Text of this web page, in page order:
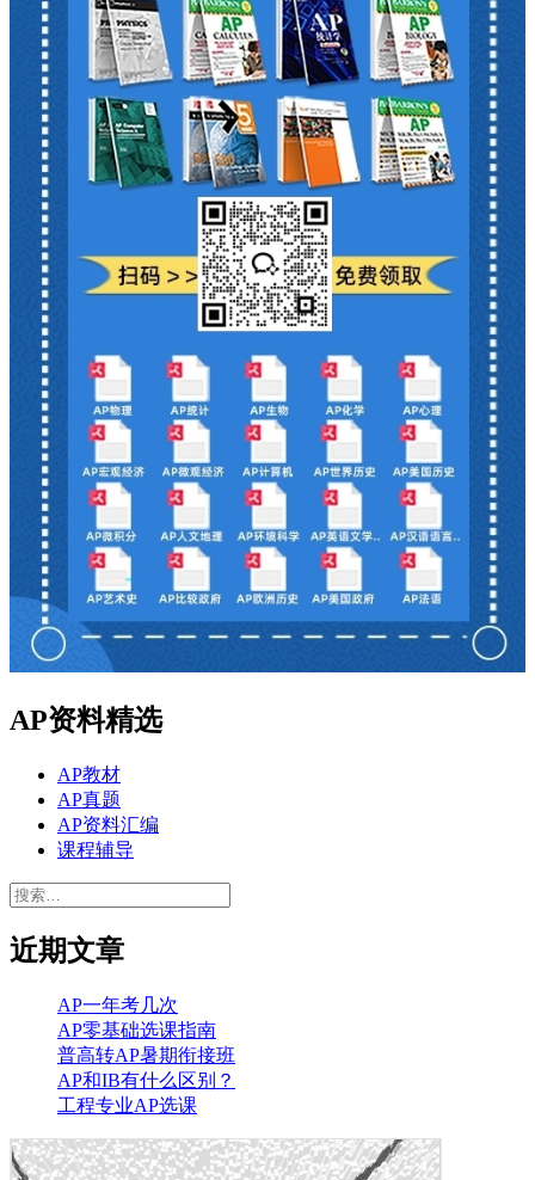
AP资料精选
AP教材
AP真题
AP资料汇编
课程辅导
搜
近期文章
AP一年考几次
AP零基础选课指南
普高转AP暑期衔接班
AP和IB有什么区别？
工程专业AP选课